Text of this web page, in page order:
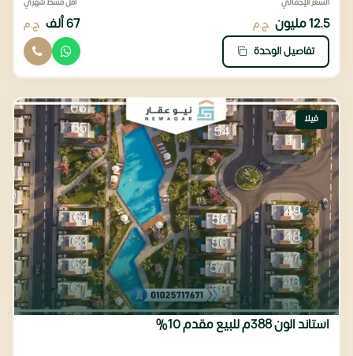
12.5 مليون ج.م 67 ألف ج.م
تفاصيل الوحدة
فيلا
استاند الون 388م للبيع مقدم 10%